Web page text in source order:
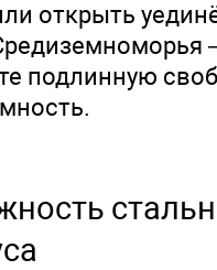
открыть
подлинную